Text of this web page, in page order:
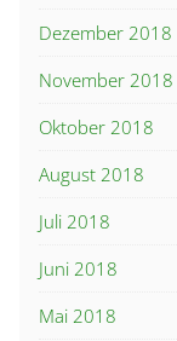
Dezember 2018
November 2018
Oktober 2018
August 2018
Juli 2018
Juni 2018
Mai 2018